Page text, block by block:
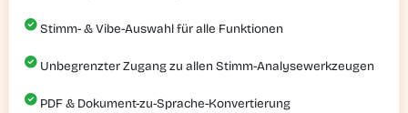
Stimm- & Vibe-Auswahl für alle Funktionen
Unbegrenzter Zugang zu allen Stimm-Analysewerkzeugen
PDF & Dokument-zu-Sprache-Konvertierung